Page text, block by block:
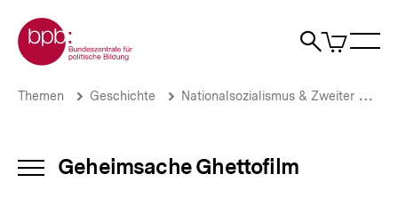
zum
Seiteninhalt
springen
Zur Startseite der bpb
Suche
Artikel
im
Didaktisches
Ghettofilm
Brotkrümelnavigation
Pfadnavigation
Themen Geschichte Nationalsozialismus & Zweiter Weltkrieg
INHALTSNAVIGATION
Geheimsache Ghettofilm